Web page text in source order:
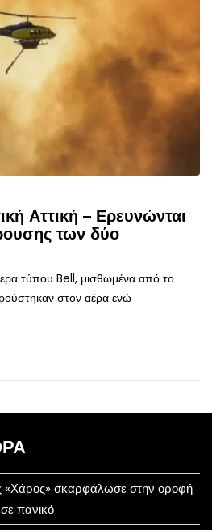
Αττική – Ερευνώνται
των δύο
τύπου Bell, μισθωμένα από το
στον αέρα ενώ
«Χάρος» σκαρφάλωσε στην οροφή
πανικό